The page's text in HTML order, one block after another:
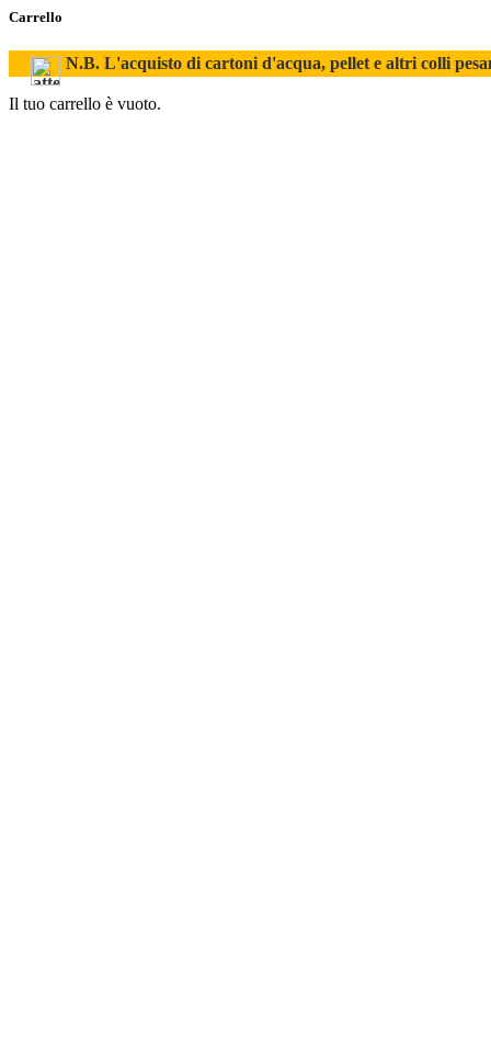
Carrello
N.B. L'acquisto di cartoni d'acqua, pellet e altri colli
Il tuo carrello è vuoto.